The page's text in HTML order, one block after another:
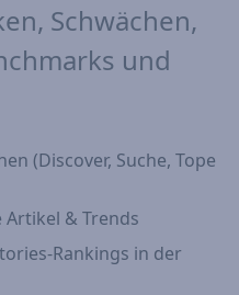
Schwächen,
und
(Discover, Suche, Tope
Artikel & Trends
Rankings in der